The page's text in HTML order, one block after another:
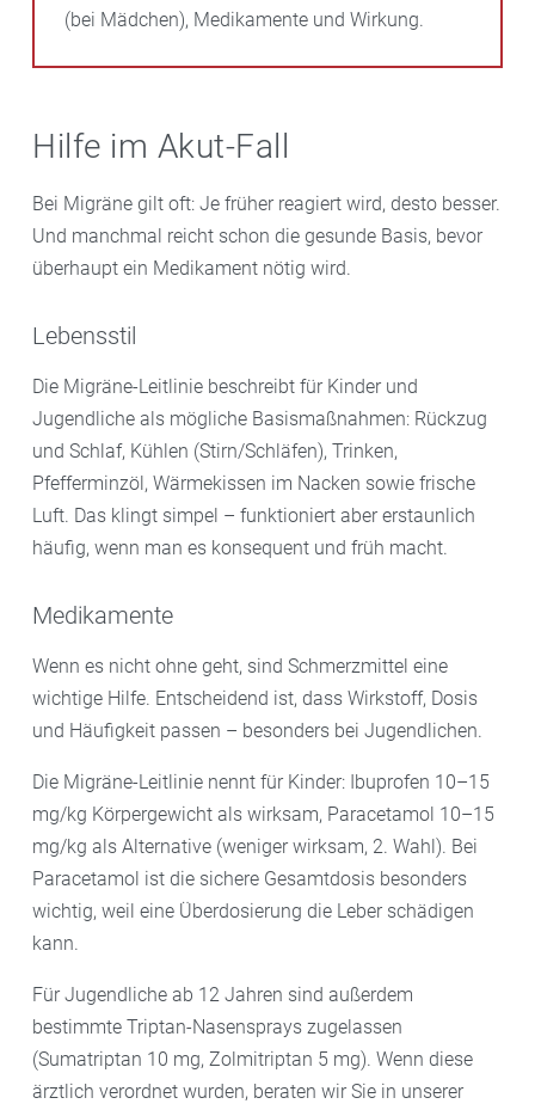
(bei Mädchen), Medikamente und Wirkung.
Hilfe im Akut-Fall
Bei Migräne gilt oft: Je früher reagiert wird, desto besser.
Und manchmal reicht schon die gesunde Basis, bevor
überhaupt ein Medikament nötig wird.
Lebensstil
Die Migräne-Leitlinie beschreibt für Kinder und
Jugendliche als mögliche Basismaßnahmen: Rückzug
und Schlaf, Kühlen (Stirn/Schläfen), Trinken,
Pfefferminzöl, Wärmekissen im Nacken sowie frische
Luft. Das klingt simpel – funktioniert aber erstaunlich
häufig, wenn man es konsequent und früh macht.
Medikamente
Wenn es nicht ohne geht, sind Schmerzmittel eine
wichtige Hilfe. Entscheidend ist, dass Wirkstoff, Dosis
und Häufigkeit passen – besonders bei Jugendlichen.
Die Migräne-Leitlinie nennt für Kinder: Ibuprofen 10–15
mg/kg Körpergewicht als wirksam, Paracetamol 10–15
mg/kg als Alternative (weniger wirksam, 2. Wahl). Bei
Paracetamol ist die sichere Gesamtdosis besonders
wichtig, weil eine Überdosierung die Leber schädigen
kann.
Für Jugendliche ab 12 Jahren sind außerdem
bestimmte Triptan-Nasensprays zugelassen
(Sumatriptan 10 mg, Zolmitriptan 5 mg). Wenn diese
ärztlich verordnet wurden, beraten wir Sie in unserer